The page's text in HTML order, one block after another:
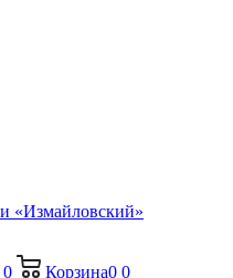
0 Корзина0 0